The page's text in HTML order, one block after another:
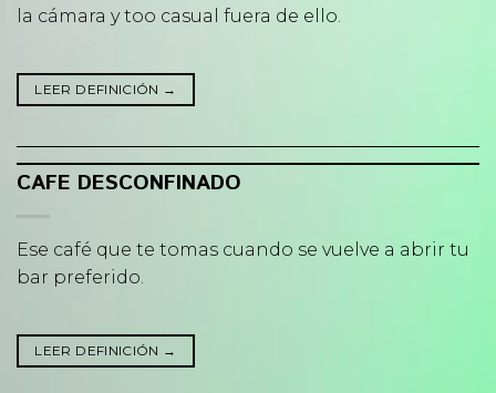
la cámara y too casual fuera de ello.
LEER DEFINICIÓN →
CAFE DESCONFINADO
Ese café que te tomas cuando se vuelve a abrir tu
bar preferido.
LEER DEFINICIÓN →